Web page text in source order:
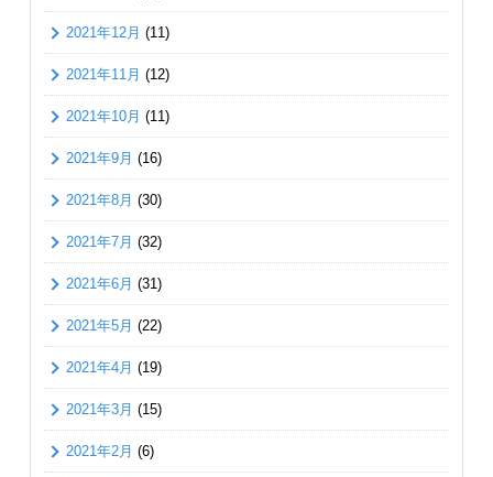
2021年12月 (11)
2021年11月 (12)
2021年10月 (11)
2021年9月 (16)
2021年8月 (30)
2021年7月 (32)
2021年6月 (31)
2021年5月 (22)
2021年4月 (19)
2021年3月 (15)
2021年2月 (6)